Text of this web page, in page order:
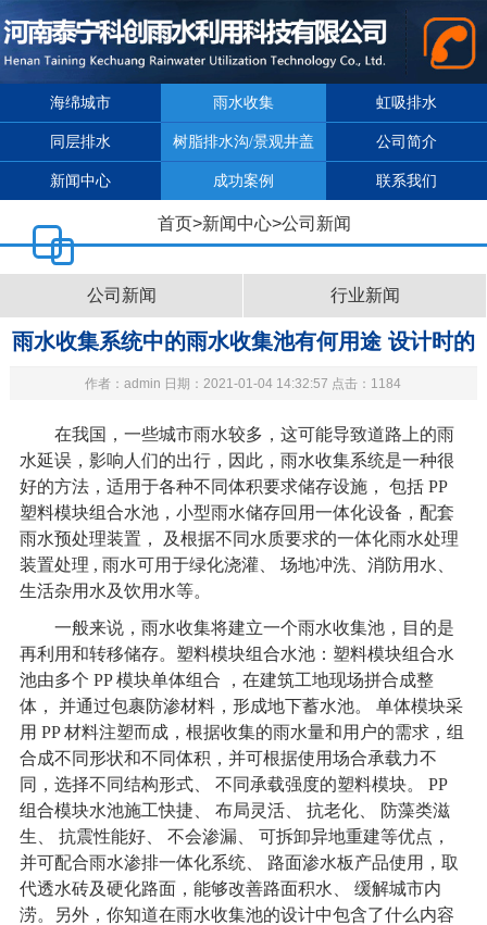
海绵城市 雨水收集 虹吸排水
同层排水 树脂排水沟/景观井盖 公司简介
新闻中心 成功案例 联系我们
首页>新闻中心>公司新闻
公司新闻 行业新闻
雨水收集系统中的雨水收集池有何用途 设计时的
根据包括哪些?
作者：admin 日期：2021-01-04 14:32:57 点击：1184
在我国，一些城市雨水较多，这可能导致道路上的雨
水延误，影响人们的出行，因此， 雨水收集系统是一种很
好的方法，适用于各种不同体积要求储存设施， 包括 PP
塑料模块组合水池，小型雨水储存回用一体化设备，配套
雨水预处理装置， 及根据不同水质要求的一体化雨水处理
装置处理 , 雨水可用于绿化浇灌、 场地冲洗、消防用水、
生活杂用水及饮用水等。
一般来说，雨水收集将建立一个雨水收集池，目的是
再利用和转移储存。塑料模块组合水池：塑料模块组合水
池由多个 PP 模块单体组合 ，在建筑工地现场拼合成整
体， 并通过包裹防渗材料，形成地下蓄水池。 单体模块采
用 PP 材料注塑而成，根据收集的雨水量和用户的需求，组
合成不同形状和不同体积，并可根据使用场合承载力不
同，选择不同结构形式、 不同承载强度的塑料模块。 PP
组合模块水池施工快捷、 布局灵活、 抗老化、 防藻类滋
生、 抗震性能好、 不会渗漏、 可拆卸异地重建等优点，
并可配合雨水渗排一体化系统、 路面渗水板产品使用，取
代透水砖及硬化路面，能够改善路面积水、 缓解城市内
涝。另外，你知道在雨水收集池的设计中包含了什么内容